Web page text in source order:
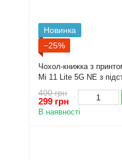
Новинка
−25%
Чохол-книжка з
Mi 11 Lite 5G NE з
5г не чорна gd1
400 грн
299 грн
В наявності